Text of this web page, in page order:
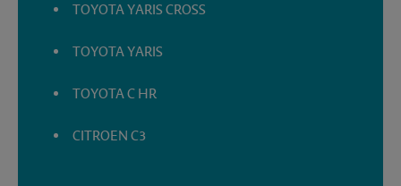
TOYOTA YARIS CROSS
TOYOTA YARIS
TOYOTA C HR
CITROEN C3